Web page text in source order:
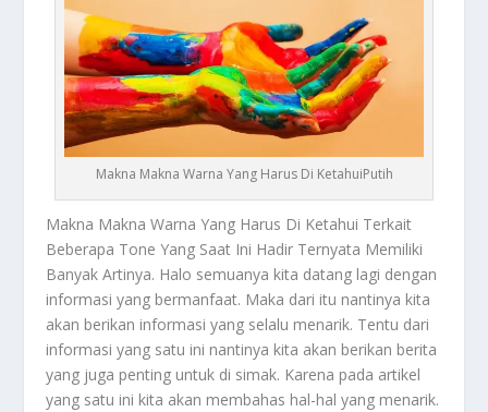
Makna Makna Warna Yang Harus Di KetahuiPutih
Makna Makna Warna Yang Harus Di Ketahui Terkait
Beberapa Tone Yang Saat Ini Hadir Ternyata Memiliki
Banyak Artinya. Halo semuanya kita datang lagi dengan
informasi yang bermanfaat. Maka dari itu nantinya kita
akan berikan informasi yang selalu menarik. Tentu dari
informasi yang satu ini nantinya kita akan berikan berita
yang juga penting untuk di simak. Karena pada artikel
yang satu ini kita akan membahas hal-hal yang menarik.